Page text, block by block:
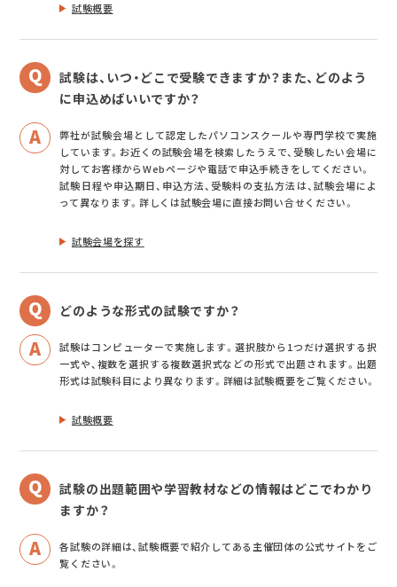
試験概要
試験は、いつ・どこで受験できますか？また、どのよう
に申込めばいいですか？
弊社が試験会場として認定したパソコンスクールや専門学校で実施
しています。お近くの試験会場を検索したうえで、受験したい会場に
対してお客様からWebページや電話で申込手続きをしてください。
試験日程や申込期日、申込方法、受験料の支払方法は、試験会場によ
って異なります。詳しくは試験会場に直接お問い合せください。
試験会場を探す
どのような形式の試験ですか？
試験はコンピューターで実施します。選択肢から1つだけ選択する択
一式や、複数を選択する複数選択式などの形式で出題されます。出題
形式は試験科目により異なります。詳細は試験概要をご覧ください。
試験概要
試験の出題範囲や学習教材などの情報はどこでわかり
ますか？
各試験の詳細は、試験概要で紹介してある主催団体の公式サイトをご
覧ください。